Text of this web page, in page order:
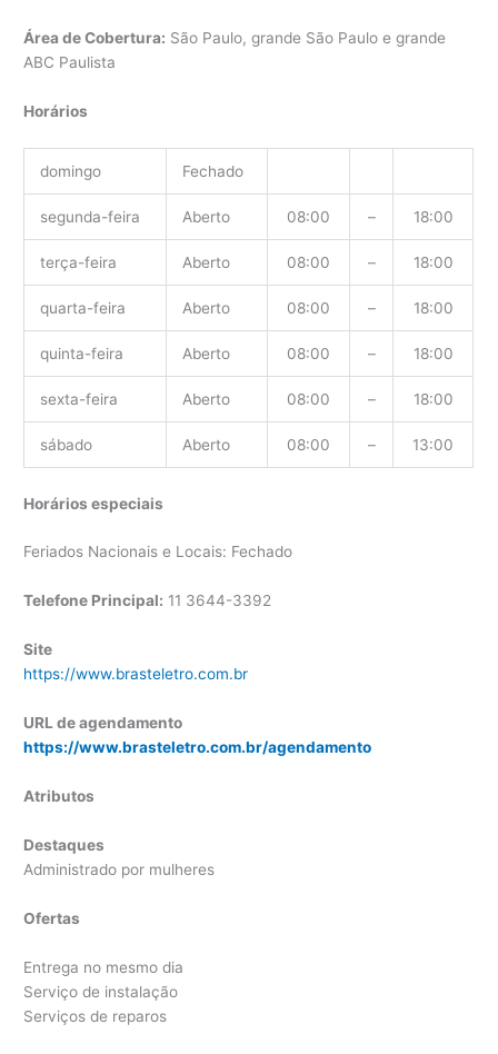
Área de Cobertura: São Paulo, grande São Paulo e grande
ABC Paulista
Horários
domingo Fechado
segunda-feira Aberto 08:00 – 18:00
terça-feira Aberto 08:00 – 18:00
quarta-feira Aberto 08:00 – 18:00
quinta-feira Aberto 08:00 – 18:00
sexta-feira Aberto 08:00 – 18:00
sábado Aberto 08:00 – 13:00
Horários especiais
Feriados Nacionais e Locais: Fechado
Telefone Principal: 11 3644-3392
Site
https://www.brasteletro.com.br
URL de agendamento
https://www.brasteletro.com.br/agendamento
Atributos
Destaques
Administrado por mulheres
Ofertas
Entrega no mesmo dia
Serviço de instalação
Serviços de reparos